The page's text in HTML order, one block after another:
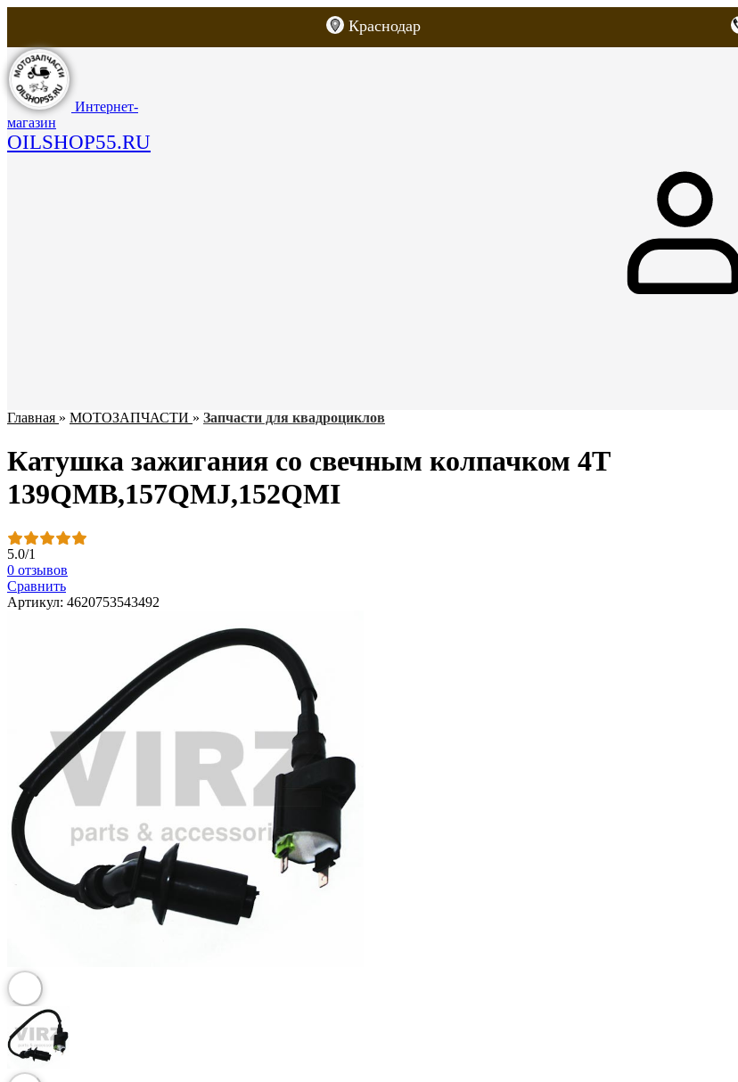
Краснодар
Интернет-
магазин
OILSHOP55.RU
Главная » МОТОЗАПЧАСТИ » Запчасти для квадроциклов
Катушка зажигания со свечным колпачком 4Т
139QMB,157QMJ,152QMI
5.0/1
0 отзывов
Сравнить
Артикул: 4620753543492